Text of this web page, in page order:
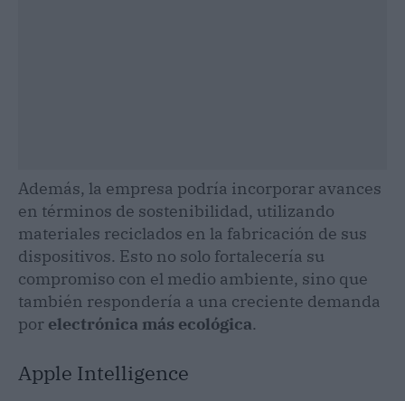
Además, la empresa podría incorporar avances
en términos de sostenibilidad, utilizando
materiales reciclados en la fabricación de sus
dispositivos. Esto no solo fortalecería su
compromiso con el medio ambiente, sino que
también respondería a una creciente demanda
por electrónica más ecológica.
Apple Intelligence